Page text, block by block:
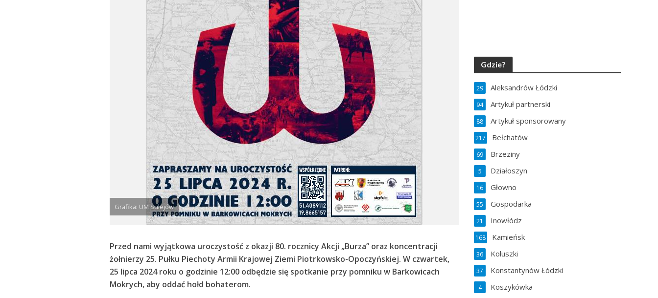
Grafika: UM Sulejów
Przed nami wyjątkowa uroczystość z okazji 80. rocznicy Akcji „Burza” oraz koncentracji
żołnierzy 25. Pułku Piechoty Armii Krajowej Ziemi Piotrkowsko-Opoczyńskiej. W czwartek,
25 lipca 2024 roku o godzinie 12:00 odbędzie się spotkanie przy pomniku w Barkowicach
Mokrych, aby oddać hołd bohaterom.
Gdzie?
Aleksandrów Łódzki
29
Artykuł partnerski
94
Artykuł sponsorowany
88
Bełchatów
217
Brzeziny
69
Działoszyn
5
Głowno
16
Gospodarka
55
Inowłódz
21
Kamieńsk
168
Koluszki
36
Konstantynów Łódzki
37
Koszykówka
4